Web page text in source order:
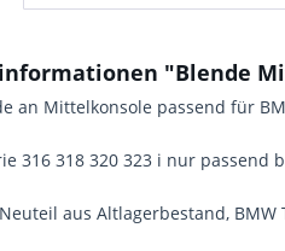
"Blende
an Mittelkonsole passend für
316 318 320 323 i nur passend
aus Altlagerbestand, BMW